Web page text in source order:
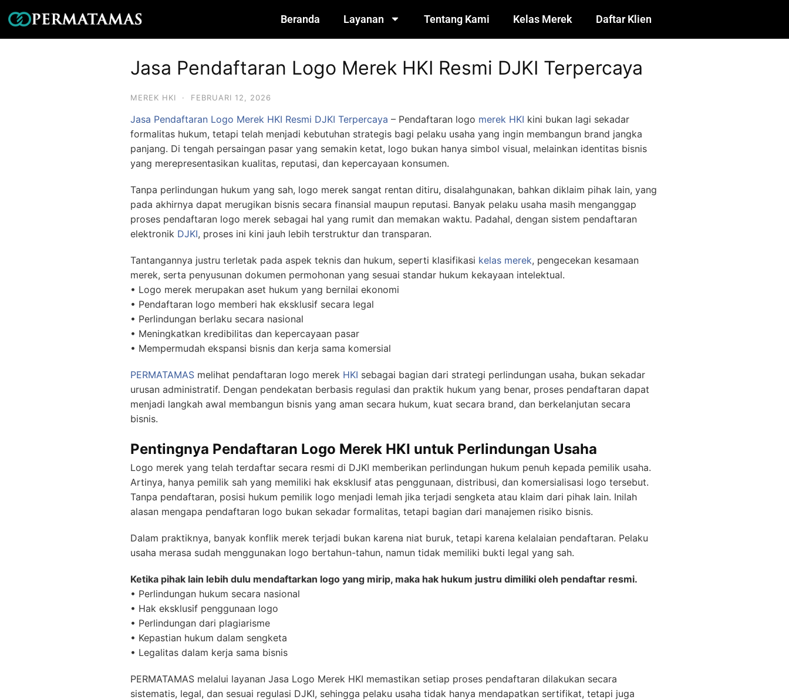
Beranda Layanan Tentang Kami Kelas Merek Daftar Klien
Jasa Pendaftaran Logo Merek HKI Resmi DJKI Terpercaya
MEREK HKI · FEBRUARI 12, 2026
Jasa Pendaftaran Logo Merek HKI Resmi DJKI Terpercaya – Pendaftaran logo merek HKI kini bukan lagi sekadar
formalitas hukum, tetapi telah menjadi kebutuhan strategis bagi pelaku usaha yang ingin membangun brand jangka
panjang. Di tengah persaingan pasar yang semakin ketat, logo bukan hanya simbol visual, melainkan identitas bisnis
yang merepresentasikan kualitas, reputasi, dan kepercayaan konsumen.
Tanpa perlindungan hukum yang sah, logo merek sangat rentan ditiru, disalahgunakan, bahkan diklaim pihak lain, yang
pada akhirnya dapat merugikan bisnis secara finansial maupun reputasi. Banyak pelaku usaha masih menganggap
proses pendaftaran logo merek sebagai hal yang rumit dan memakan waktu. Padahal, dengan sistem pendaftaran
elektronik DJKI, proses ini kini jauh lebih terstruktur dan transparan.
Tantangannya justru terletak pada aspek teknis dan hukum, seperti klasifikasi kelas merek, pengecekan kesamaan
merek, serta penyusunan dokumen permohonan yang sesuai standar hukum kekayaan intelektual.
• Logo merek merupakan aset hukum yang bernilai ekonomi
• Pendaftaran logo memberi hak eksklusif secara legal
• Perlindungan berlaku secara nasional
• Meningkatkan kredibilitas dan kepercayaan pasar
• Mempermudah ekspansi bisnis dan kerja sama komersial
PERMATAMAS melihat pendaftaran logo merek HKI sebagai bagian dari strategi perlindungan usaha, bukan sekadar
urusan administratif. Dengan pendekatan berbasis regulasi dan praktik hukum yang benar, proses pendaftaran dapat
menjadi langkah awal membangun bisnis yang aman secara hukum, kuat secara brand, dan berkelanjutan secara
bisnis.
Pentingnya Pendaftaran Logo Merek HKI untuk Perlindungan Usaha
Logo merek yang telah terdaftar secara resmi di DJKI memberikan perlindungan hukum penuh kepada pemilik usaha.
Artinya, hanya pemilik sah yang memiliki hak eksklusif atas penggunaan, distribusi, dan komersialisasi logo tersebut.
Tanpa pendaftaran, posisi hukum pemilik logo menjadi lemah jika terjadi sengketa atau klaim dari pihak lain. Inilah
alasan mengapa pendaftaran logo bukan sekadar formalitas, tetapi bagian dari manajemen risiko bisnis.
Dalam praktiknya, banyak konflik merek terjadi bukan karena niat buruk, tetapi karena kelalaian pendaftaran. Pelaku
usaha merasa sudah menggunakan logo bertahun-tahun, namun tidak memiliki bukti legal yang sah.
Ketika pihak lain lebih dulu mendaftarkan logo yang mirip, maka hak hukum justru dimiliki oleh pendaftar resmi.
• Perlindungan hukum secara nasional
• Hak eksklusif penggunaan logo
• Perlindungan dari plagiarisme
• Kepastian hukum dalam sengketa
• Legalitas dalam kerja sama bisnis
PERMATAMAS melalui layanan Jasa Logo Merek HKI memastikan setiap proses pendaftaran dilakukan secara
sistematis, legal, dan sesuai regulasi DJKI, sehingga pelaku usaha tidak hanya mendapatkan sertifikat, tetapi juga